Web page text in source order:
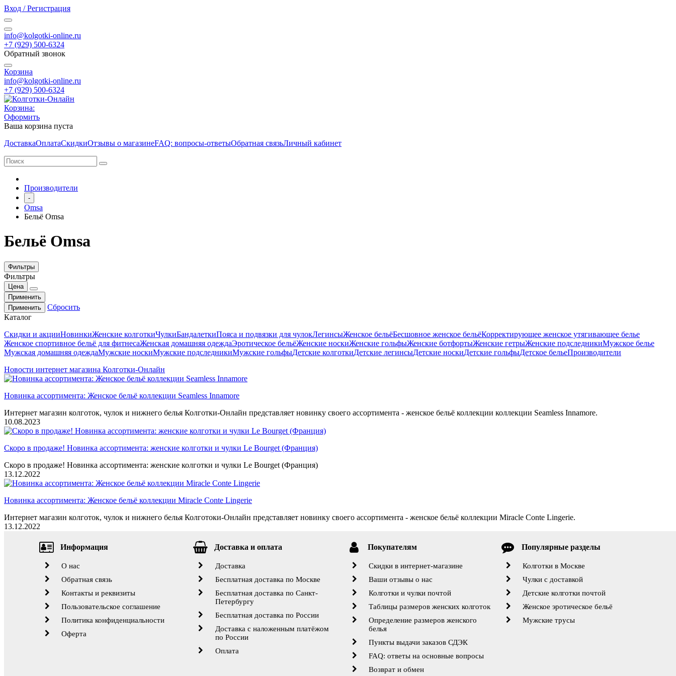
Вход / Регистрация
info@kolgotki-online.ru
+7 (929) 500-6324
Обратный звонок
Корзина
info@kolgotki-online.ru
+7 (929) 500-6324
Корзина:
Оформить
Ваша корзина пуста
ДоставкаОплатаСкидкиОтзывы о магазинеFAQ: вопросы-ответыОбратная связьЛичный кабинет
Производители
-
Omsa
Бельё Omsa
Бельё Omsa
Фильтры
Фильтры
Цена
Применить
Применить
Сбросить
Каталог
Скидки и акцииНовинкиЖенские колготкиЧулкиБандалеткиПояса и подвязки для чулокЛегинсыЖенское бельёБесшовное женское бельёКорректирующее женское утягивающее белье
Женское спортивное бельё для фитнесаЖенская домашняя одеждаЭротическое бельёЖенские носкиЖенские гольфыЖенские ботфортыЖенские гетрыЖенские подследникиМужское белье
Мужская домашняя одеждаМужские носкиМужские подследникиМужские гольфыДетские колготкиДетские легинсыДетские носкиДетские гольфыДетское бельеПроизводители
Новости интернет магазина Колготки-Онлайн
Новинка ассортимента: Женское бельё коллекции Seamless Innamore
Интернет магазин колготок, чулок и нижнего белья Колготки-Онлайн представляет новинку своего ассортимента - женское бельё коллекции коллекции Seamless Innamore.
10.08.2023
Скоро в продаже! Новинка ассортимента: женские колготки и чулки Le Bourget (Франция)
Скоро в продаже! Новинка ассортимента: женские колготки и чулки Le Bourget (Франция)
13.12.2022
Новинка ассортимента: Женское бельё коллекции Miracle Conte Lingerie
Интернет магазин колготок, чулок и нижнего белья Колготоки-Онлайн представляет новинку своего ассортимента - женское бельё коллекции Miracle Conte Lingerie.
13.12.2022
Информация
О нас
Обратная связь
Контакты и реквизиты
Пользовательское соглашение
Политика конфиденциальности
Оферта
Доставка и оплата
Доставка
Бесплатная доставка по Москве
Бесплатная доставка по Санкт-
Петербургу
Бесплатная доставка по России
Доставка с наложенным платёжом
по России
Оплата
Покупателям
Скидки в интернет-магазине
Ваши отзывы о нас
Колготки и чулки почтой
Таблицы размеров женских колготок
Определение размеров женского
белья
Пункты выдачи заказов СДЭК
FAQ: ответы на основные вопросы
Возврат и обмен
Популярные разделы
Колготки в Москве
Чулки с доставкой
Детские колготки почтой
Женское эротическое бельё
Мужские трусы